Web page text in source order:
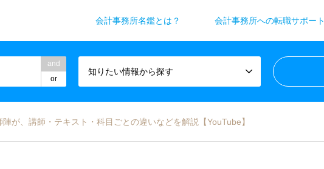
会計事務所名鑑とは？ 会計事務所への転職サポート
and
or
知りたい情報から探す
が、講師・テキスト・科目ごとの違いなどを解説【YouTube】